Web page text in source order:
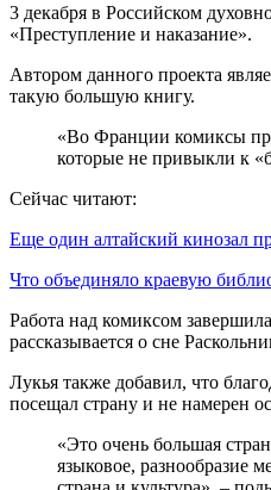
3 декабря в Российском
«Преступление и наказание».
Автором данного проекта
такую большую книгу.
«Во Франции комиксы
которые не привыкли к
Сейчас читают:
Еще один алтайский кинозал
Что объединяло краевую
Работа над комиксом
рассказывается о сне
Лукья также добавил, что
посещал страну и не намерен
«Это очень большая
языковое, разнообразие